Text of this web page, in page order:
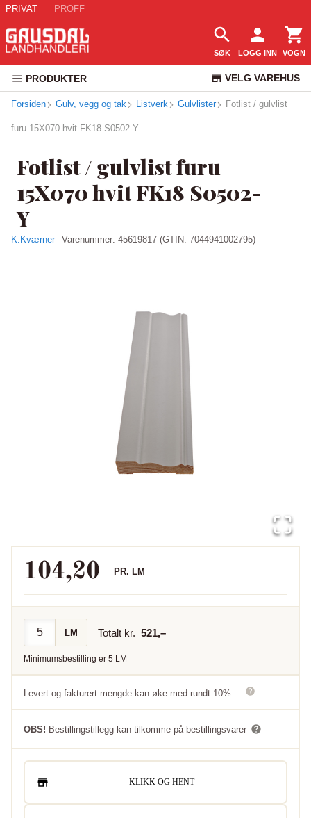
PRIVAT PROFF
SØK LOGG INN VOGN
PRODUKTER VELG VAREHUS
KUNDESERVICE
Forsiden Gulv, vegg og tak Listverk Gulvlister Fotlist / gulvlist
furu 15X070 hvit FK18 S0502-Y
Fotlist / gulvlist furu
15X070 hvit FK18 S0502-
Y
K.Kværner Varenummer: 45619817 (GTIN: 7044941002795)
104,20 PR. LM
LM Totalt kr. 521,–
Minimumsbestilling er 5 LM
Levert og fakturert mengde kan øke med rundt 10%
OBS! Bestillingstillegg kan tilkomme på bestillingsvarer
KLIKK OG HENT